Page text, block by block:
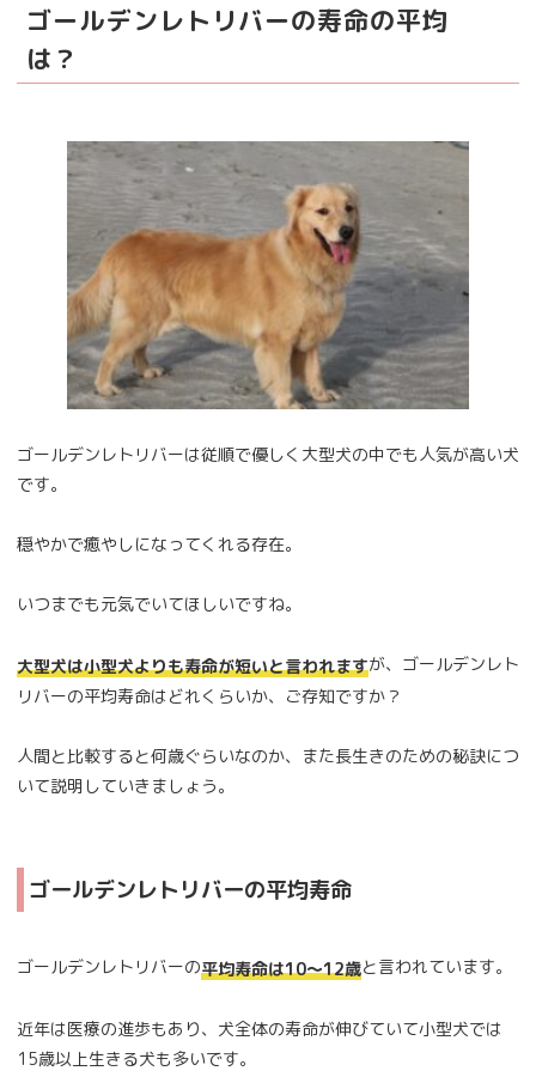
ゴールデンレトリバーの寿命の平均
は？
ゴールデンレトリバーは従順で優しく大型犬の中でも人気が高い犬
です。
穏やかで癒やしになってくれる存在。
いつまでも元気でいてほしいですね。
大型犬は小型犬よりも寿命が短いと言われますが、ゴールデンレト
リバーの平均寿命はどれくらいか、ご存知ですか？
人間と比較すると何歳ぐらいなのか、また長生きのための秘訣につ
いて説明していきましょう。
ゴールデンレトリバーの平均寿命
ゴールデンレトリバーの平均寿命は10～12歳と言われています。
近年は医療の進歩もあり、犬全体の寿命が伸びていて小型犬では
15歳以上生きる犬も多いです。